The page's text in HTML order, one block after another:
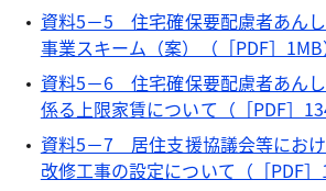
資料5－5 住宅確保要配慮者あん
事業スキーム（案）（［PDF］1MB
資料5－6 住宅確保要配慮者あん
係る上限家賃について（［PDF］
資料5－7 居住支援協議会等にお
改修工事の設定について（［PDF］